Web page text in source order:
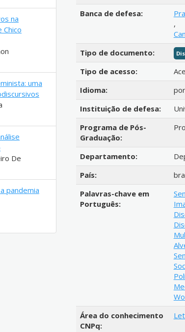
Banca de defesa:
,
Tipo de documento:
Tipo de acesso:
Idioma:
por
Instituição de defesa:
Programa de Pós-
Graduação:
Departamento:
País:
Palavras-chave em
Português:
Área do conhecimento
CNPq:
na
Chico
uma
De
pandemia